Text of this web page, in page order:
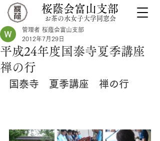
桜蔭会富山支部
お茶の水女子大学同窓会
平成24年度国泰寺夏季講座
禅の行
管理者 桜蔭会富山支部
2012年7月29日
国泰寺　夏季講座　禅の行